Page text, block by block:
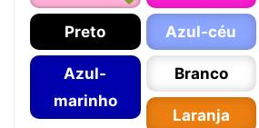
Preto Azul-céu
Azul-
marinho
Branco
Laranja